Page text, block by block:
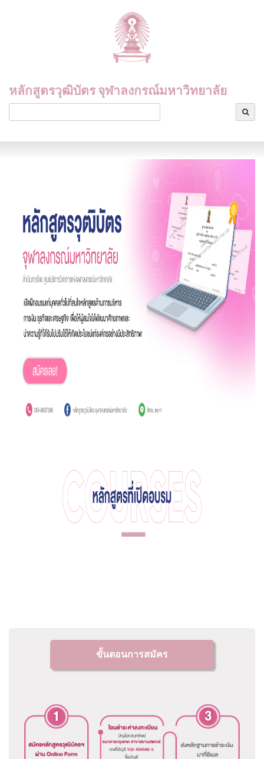
หลักสูตรวุฒิบัตร จุฬาลงกรณ์มหาวิทยาลัย
ขั้นตอนการสมัคร